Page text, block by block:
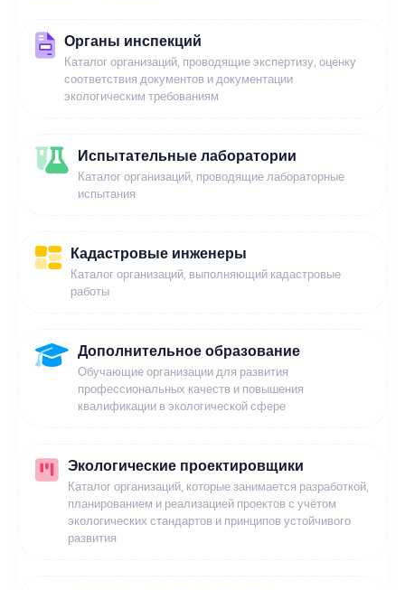
Органы инспекций
Каталог организаций, проводящие экспертизу, оценку
соответствия документов и документации
экологическим требованиям
Испытательные лаборатории
Каталог организаций, проводящие лабораторные
испытания
Кадастровые инженеры
Каталог организаций, выполняющий кадастровые
работы
Дополнительное образование
Обучающие организации для развития
профессиональных качеств и повышения
квалификации в экологической сфере
Экологические проектировщики
Каталог организаций, которые занимается разработкой,
планированием и реализацией проектов с учётом
экологических стандартов и принципов устойчивого
развития